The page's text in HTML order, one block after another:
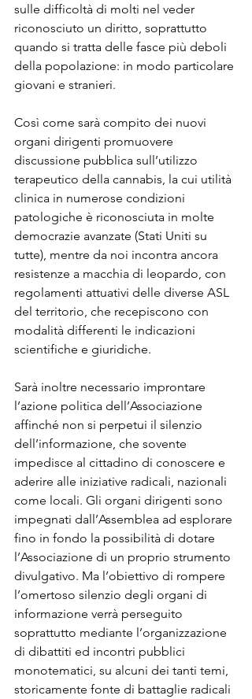
sulle difficoltà di molti nel veder
riconosciuto un diritto, soprattutto
quando si tratta delle fasce più deboli
della popolazione: in modo particolare
giovani e stranieri.
Così come sarà compito dei nuovi
organi dirigenti promuovere
discussione pubblica sull’utilizzo
terapeutico della cannabis, la cui utilità
clinica in numerose condizioni
patologiche è riconosciuta in molte
democrazie avanzate (Stati Uniti su
tutte), mentre da noi incontra ancora
resistenze a macchia di leopardo, con
regolamenti attuativi delle diverse ASL
del territorio, che recepiscono con
modalità differenti le indicazioni
scientifiche e giuridiche.
Sarà inoltre necessario improntare
l’azione politica dell’Associazione
affinché non si perpetui il silenzio
dell’informazione, che sovente
impedisce al cittadino di conoscere e
aderire alle iniziative radicali, nazionali
come locali. Gli organi dirigenti sono
impegnati dall’Assemblea ad esplorare
fino in fondo la possibilità di dotare
l’Associazione di un proprio strumento
divulgativo. Ma l’obiettivo di rompere
l’omertoso silenzio degli organi di
informazione verrà perseguito
soprattutto mediante l’organizzazione
di dibattiti ed incontri pubblici
monotematici, su alcuni dei tanti temi,
storicamente fonte di battaglie radicali